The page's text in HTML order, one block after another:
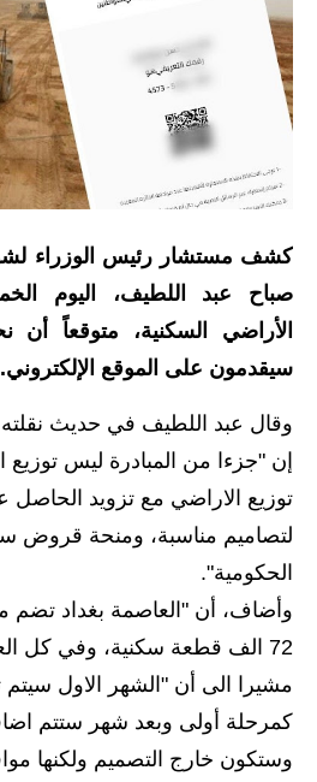
كشف مستشار رئيس الوزراء
صباح عبد اللطيف، اليوم
سيقدمون على الموقع الإلكتروني.
وقال عبد اللطيف في حديث نقلته
إن "جزءا من المبادرة ليس توزيع
توزيع الاراضي مع تزويد
لتصاميم مناسبة، ومنحة قروض
الحكومية".
وأضاف، أن "العاصمة بغداد تضم
كمرحلة أولى وبعد شهر ستتم
وستكون خارج التصميم ولكنها